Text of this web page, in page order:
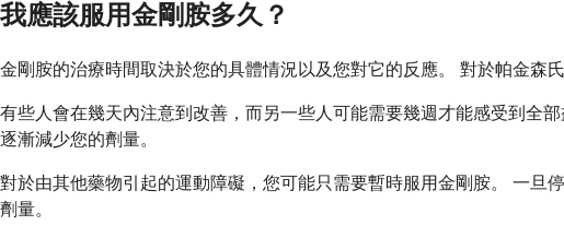
我應該服用金剛胺多久？
金剛胺的治療時間取決於您的具體情況以及您對它的反應。 對於帕金森
有些人會在幾天內注意到改善，而另一些人可能需要幾週才能感受到全
逐漸減少您的劑量。
對於由其他藥物引起的運動障礙，您可能只需要暫時服用金剛胺。 一旦
劑量。